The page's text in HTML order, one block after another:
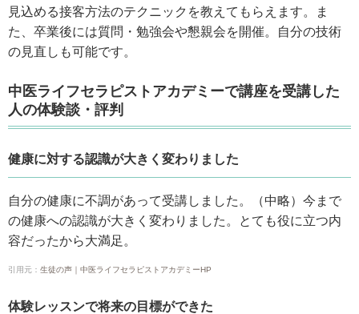
見込める接客方法のテクニックを教えてもらえます。ま
た、卒業後には質問・勉強会や懇親会を開催。自分の技術
の見直しも可能です。
中医ライフセラピストアカデミーで講座を受講した
人の体験談・評判
健康に対する認識が大きく変わりました
自分の健康に不調があって受講しました。（中略）今まで
の健康への認識が大きく変わりました。とても役に立つ内
容だったから大満足。
引用元： 生徒の声｜中医ライフセラピストアカデミーHP
体験レッスンで将来の目標ができた